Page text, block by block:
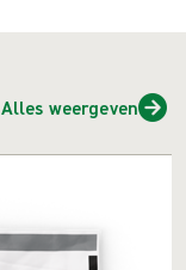
Alles weergeven